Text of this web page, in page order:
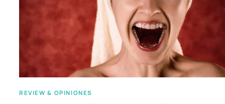
REVIEW & OPINIONES